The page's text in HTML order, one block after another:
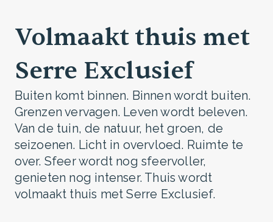
Volmaakt thuis met
Serre Exclusief
Buiten komt binnen. Binnen wordt buiten.
Grenzen vervagen. Leven wordt beleven.
Van de tuin, de natuur, het groen, de
seizoenen. Licht in overvloed. Ruimte te
over. Sfeer wordt nog sfeervoller,
genieten nog intenser. Thuis wordt
volmaakt thuis met Serre Exclusief.